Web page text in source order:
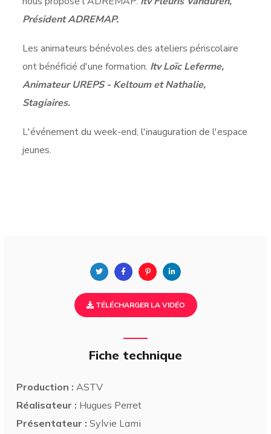
Président ADREMAP.
Les animateurs bénévoles des ateliers périscolaire
ont bénéficié d'une formation. Itv Loïc Leferme,
Animateur UREPS - Keltoum et Nathalie,
Stagiaires.
L'événement du week-end, l'inauguration de l'espace
jeunes.
TÉLÉCHARGER LA VIDÉO
Fiche technique
Production : ASTV
Réalisateur : Hugues Perret
Présentateur : Sylvie Lami